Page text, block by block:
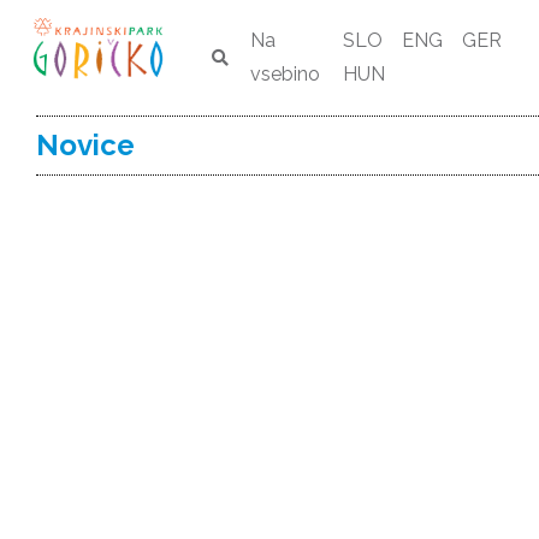
Na
vsebino
SLO ENG
GER
HUN
Novice